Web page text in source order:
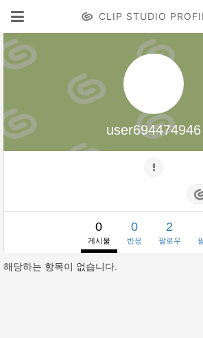
CLIP STUDIO
user694474946
0
게시물
0
반응
2
팔로우
해당하는 항목이 없습니다.